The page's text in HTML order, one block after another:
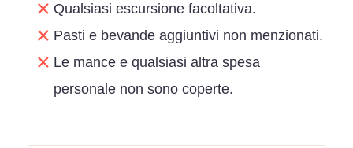
Qualsiasi escursione facoltativa.
Pasti e bevande aggiuntivi non menzionati.
Le mance e qualsiasi altra spesa
personale non sono coperte.